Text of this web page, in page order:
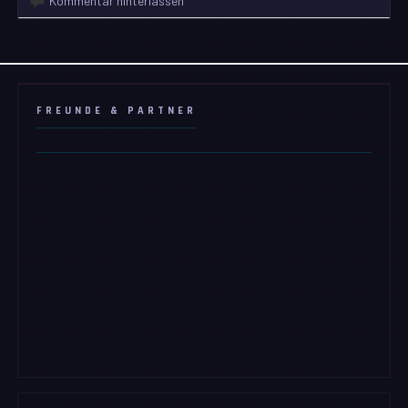
FREUNDE & PARTNER